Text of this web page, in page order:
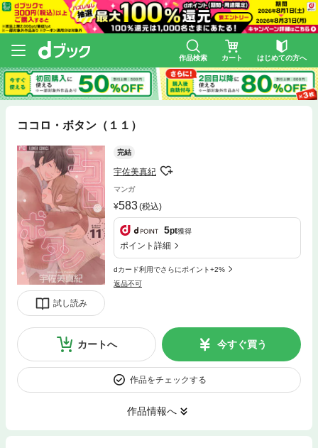
作品検索 カート はじめての方へ
ココロ・ボタン（１１）
試し読み
完結
宇佐美真紀
マンガ
583(税込)
5pt獲得
ポイント詳細
dカード利用でさらにポイント+2%
返品不可
カートへ 今すぐ買う
作品をチェックする
作品情報へ